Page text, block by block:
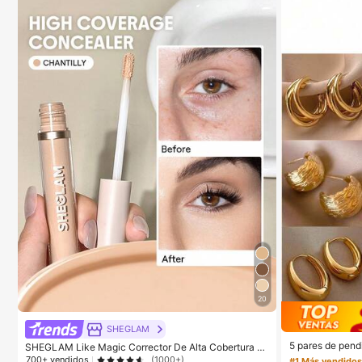
20
SHEGLAM
SHEGLAM Like Magic Corrector De Alta Cobertura 12
H-Chantilly Marca De Belleza CosméTica Maquillaje
5 pares de
xagerado